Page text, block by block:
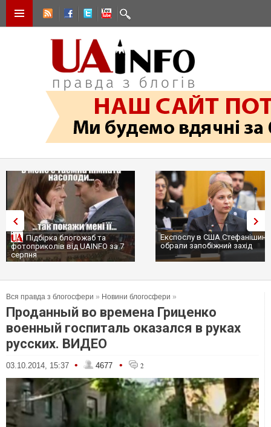
Підбірка блогожаб та
фотоприколів від UAINFO за 7
серпня
Експослу в США
обрали запобіжний захід
Вся правда з блогосфери » Новини блогосфери »
Проданный во времена Гриценко
военный госпиталь оказался в руках
русских. ВИДЕО
03.10.2014, 15:37 • 4677 • 2